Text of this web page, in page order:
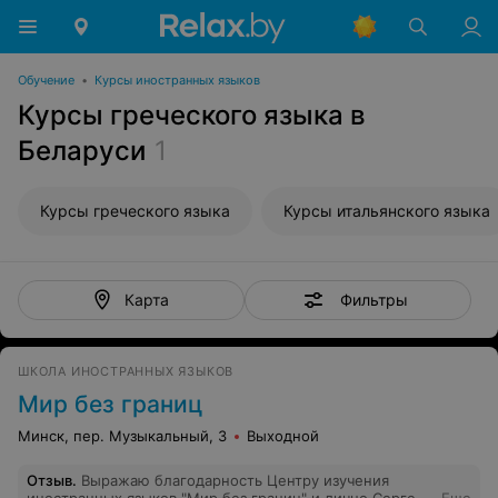
Обучение • Курсы иностранных языков
Курсы греческого языка в
Беларуси 1
Курсы греческого языка Курсы итальянского языка
Карта Фильтры
ШКОЛА ИНОСТРАННЫХ ЯЗЫКОВ
Мир без границ
Минск, пер. Музыкальный, 3 Выходной
Отзыв. Выражаю благодарность Центру изучения